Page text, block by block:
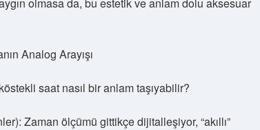
Analog Arayışı
saat nasıl bir anlam taşıyabilir?
Zaman ölçümü gittikçe dijitalleşiyor, “akıllı”